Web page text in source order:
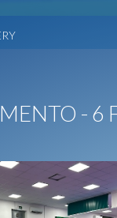
- 6